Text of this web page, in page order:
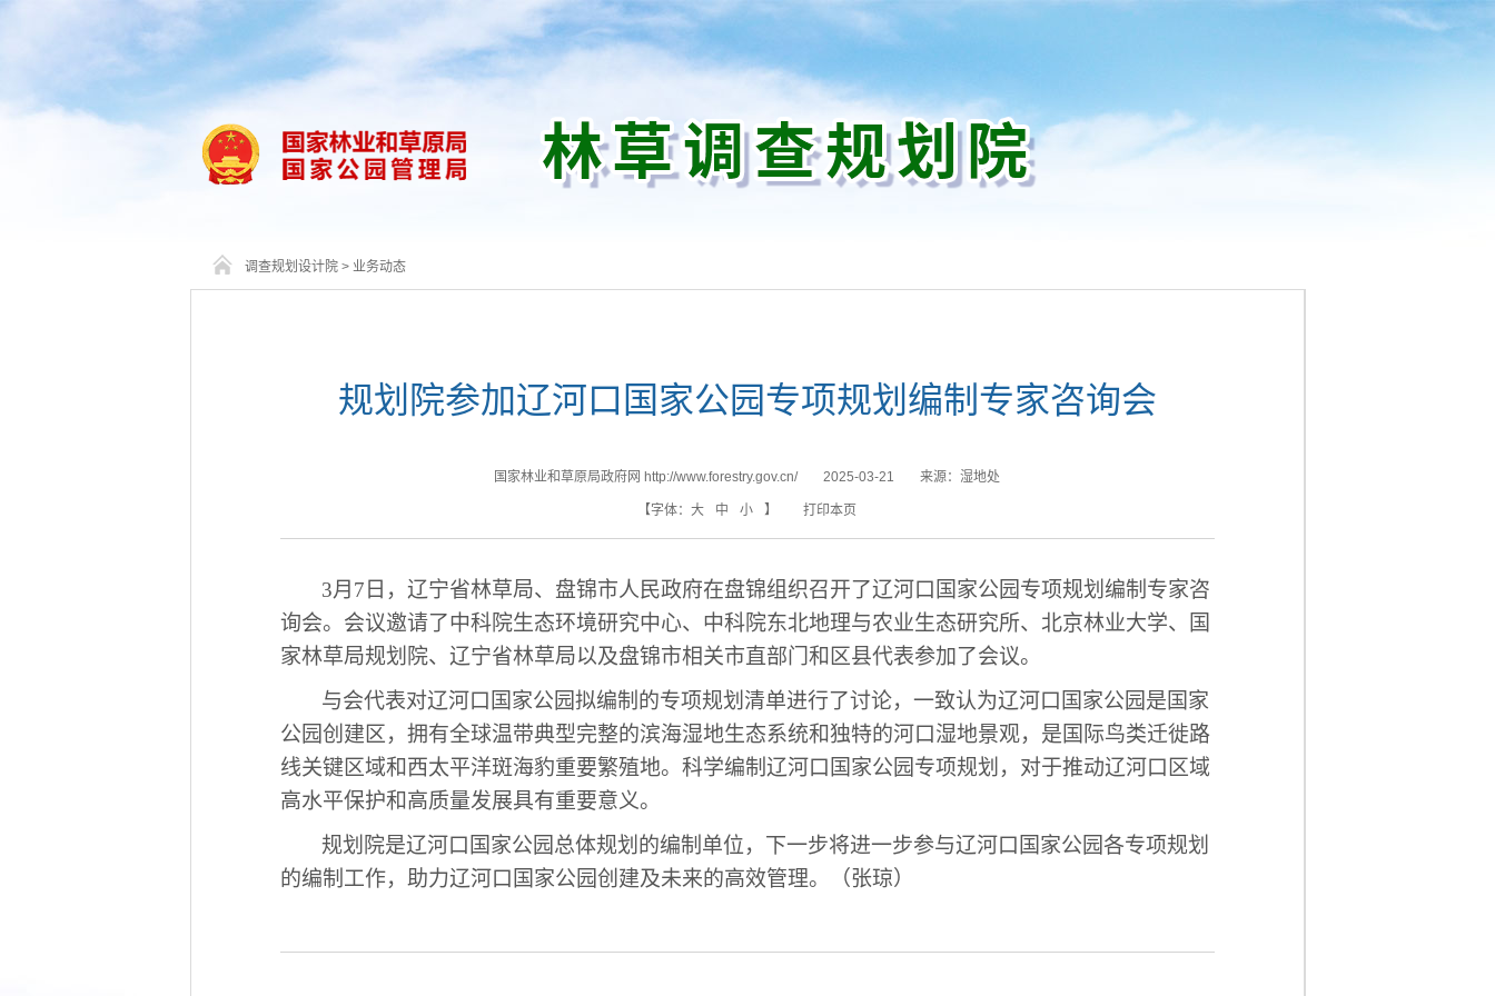
调查规划设计院 > 业务动态
规划院参加辽河口国家公园专项规划编制专家咨询会
国家林业和草原局政府网 http://www.forestry.gov.cn/ 2025-03-21 来源： 湿地处
【字体： 大 中 小 】 打印本页
3月7日，辽宁省林草局、盘锦市人民政府在盘锦组织召开了辽河口国家公园专项规划 编制 专家咨
询会。会议邀请了中科院生态环境研究中心、中科院东北地理与农业生态研究所、北京林业大学、
国
家林草局规划院、辽宁省林草局以及盘锦市相关市直部门和区县代表参加了会议。
与会代表对辽河口国家公园拟编制的专项规划清单进行了讨论， 一致认为辽河口国家公园是国家
公园创建区，拥有全球温带典型完整的滨海湿地生态系统和独特的河口湿地景观，是国际鸟类迁徙路
线关键区域和西太平洋斑海豹重要繁殖地。科学编制辽河口国家公园专项规划，对于推动辽河口区域
高水平保护和高质量发展具有重要意义。
规划院是辽河口国家公园总体规划的编制单位，下一步将进一步参与辽河口国家公园各专项规划
的编制工作，助力辽河口国家公园创建及未来的高效管理。
（张琼）